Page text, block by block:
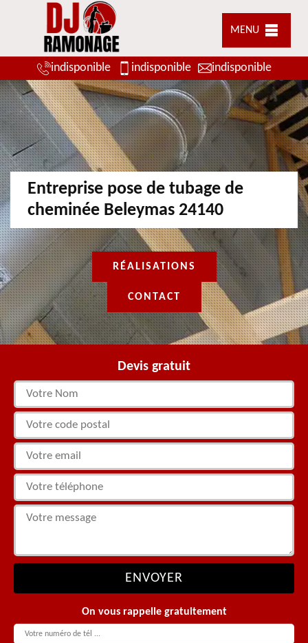
MENU
indisponible indisponible indisponible
Entreprise pose de tubage de
cheminée Beleymas 24140
RÉALISATIONS
CONTACT
Devis gratuit
On vous rappelle gratuitement